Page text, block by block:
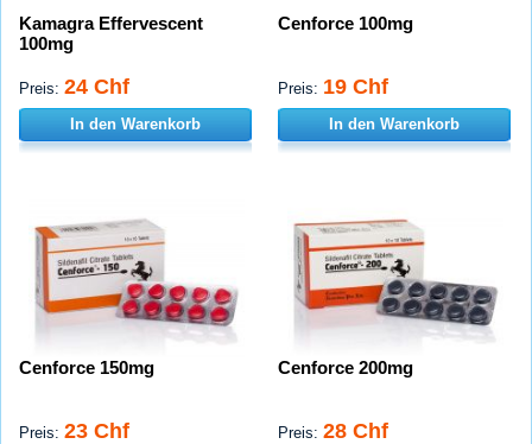
Kamagra Effervescent
100mg
Preis: 24 Chf
In den Warenkorb
Cenforce 100mg
Preis: 19 Chf
In den Warenkorb
Cenforce 150mg
Preis: 23 Chf
Cenforce 200mg
Preis: 28 Chf